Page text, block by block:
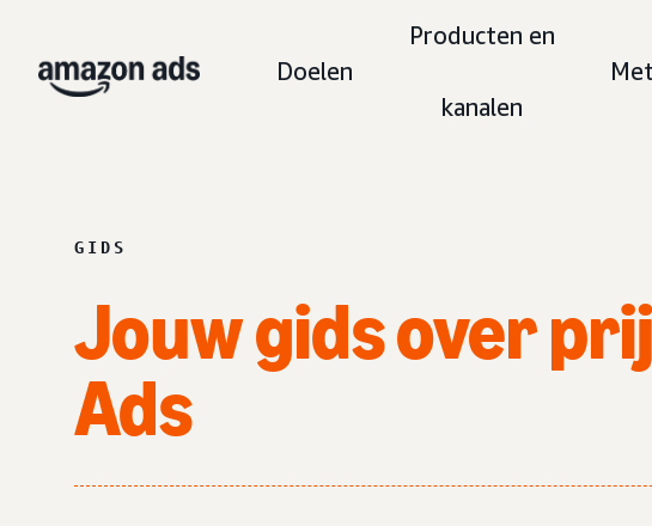
Doelen
Producten en
kanalen
GIDS
Jouw gids over
Ads